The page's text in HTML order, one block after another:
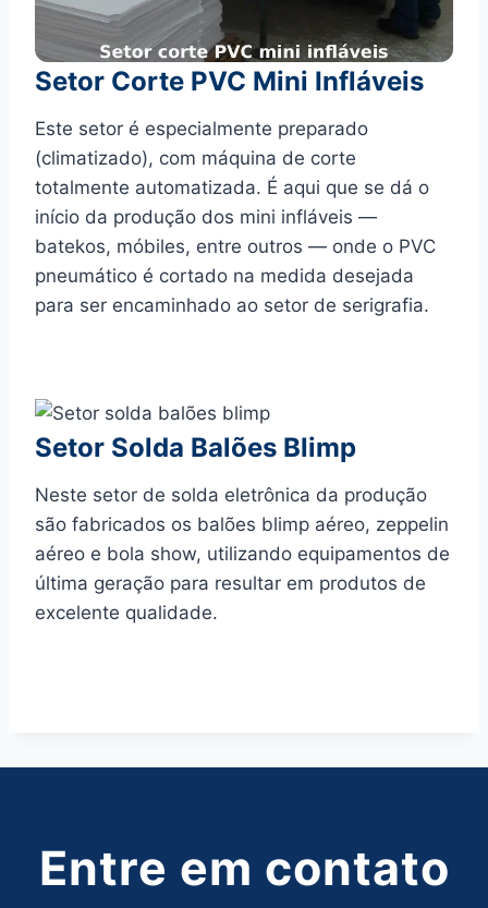
Setor Corte PVC Mini Infláveis
Este setor é especialmente preparado
(climatizado), com máquina de corte
totalmente automatizada. É aqui que se dá o
início da produção dos mini infláveis —
batekos, móbiles, entre outros — onde o PVC
pneumático é cortado na medida desejada
para ser encaminhado ao setor de serigrafia.
Setor Solda Balões Blimp
Neste setor de solda eletrônica da produção
são fabricados os balões blimp aéreo, zeppelin
aéreo e bola show, utilizando equipamentos de
última geração para resultar em produtos de
excelente qualidade.
Entre em contato